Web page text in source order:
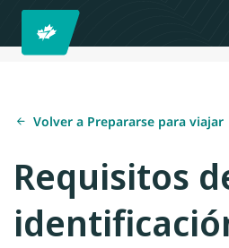
Volver a Prepararse para viajar
Requisitos